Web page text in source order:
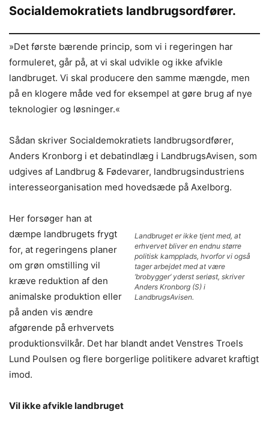
Socialdemokratiets landbrugsordfører.
»Det første bærende princip, som vi i regeringen har
formuleret, går på, at vi skal udvikle og ikke afvikle
landbruget. Vi skal producere den samme mængde, men
på en klogere måde ved for eksempel at gøre brug af nye
teknologier og løsninger.«
Sådan skriver Socialdemokratiets landbrugsordfører,
Anders Kronborg i et debatindlæg i LandbrugsAvisen, som
udgives af Landbrug & Fødevarer, landbrugsindustriens
interesseorganisation med hovedsæde på Axelborg.
Landbruget er ikke tjent med, at
erhvervet bliver en endnu større
politisk kampplads, hvorfor vi også
tager arbejdet med at være
’brobygger’ yderst seriøst, skriver
Anders Kronborg (S) i
LandbrugsAvisen.
Her forsøger han at
dæmpe landbrugets frygt
for, at regeringens planer
om grøn omstilling vil
kræve reduktion af den
animalske produktion eller
på anden vis ændre
afgørende på erhvervets
produktionsvilkår. Det har blandt andet Venstres Troels
Lund Poulsen og flere borgerlige politikere advaret kraftigt
imod.
Vil ikke afvikle landbruget